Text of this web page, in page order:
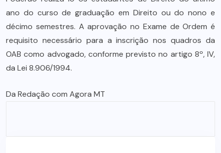
ano do curso de graduação em Direito ou do nono e
décimo semestres. A aprovação no Exame de Ordem é
requisito necessário para a inscrição nos quadros da
OAB como advogado, conforme previsto no artigo 8º, IV,
da Lei 8.906/1994.
Da Redação com Agora MT